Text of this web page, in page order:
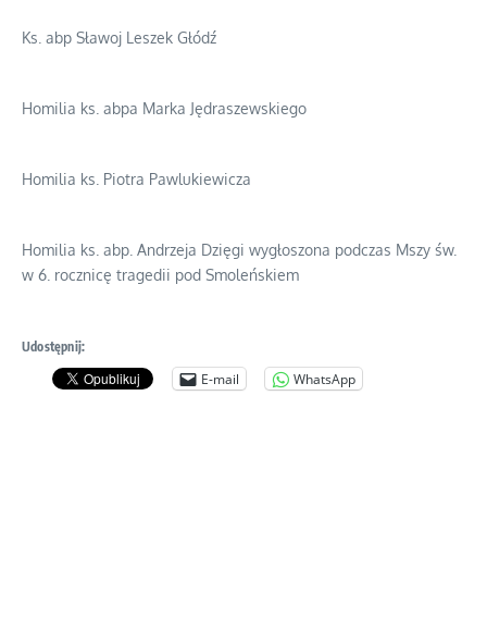
Ks. abp Sławoj Leszek Głódź
Homilia ks. abpa Marka Jędraszewskiego
Homilia ks. Piotra Pawlukiewicza
Homilia ks. abp. Andrzeja Dzięgi wygłoszona podczas Mszy św.
w 6. rocznicę tragedii pod Smoleńskiem
Udostępnij:
E-mail WhatsApp